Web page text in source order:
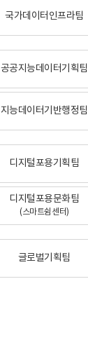
국가데이터인프라팀
공공지능데이터기획팀
지능데이터기반행정팀
디지털포용기획팀
디지털포용문화팀
(스마트쉼센터)
글로벌기획팀